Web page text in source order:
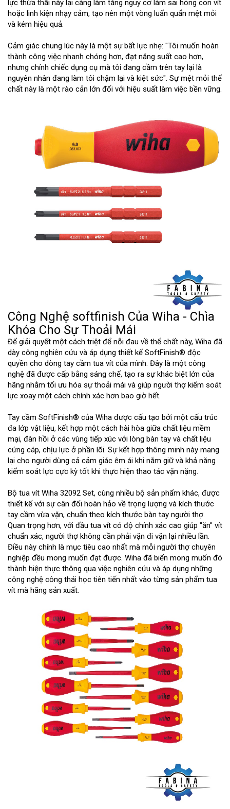
lực thừa thãi này lại càng làm tăng nguy cơ làm sai hỏng con vít
hoặc linh kiện nhạy cảm, tạo nên một vòng luẩn quẩn mệt mỏi
và kém hiệu quả.
Cảm giác chung lúc này là một sự bất lực nhẹ: "Tôi muốn hoàn
thành công việc nhanh chóng hơn, đạt năng suất cao hơn,
nhưng chính chiếc dụng cụ mà tôi đang cầm trên tay lại là
nguyên nhân đang làm tôi chậm lại và kiệt sức". Sự mệt mỏi thể
chất này là một rào cản lớn đối với hiệu suất làm việc bền vững.
Công Nghệ softfinish Của Wiha - Chìa
Khóa Cho Sự Thoải Mái
Để giải quyết một cách triệt để nỗi đau về thể chất này, Wiha đã
dày công nghiên cứu và áp dụng thiết kế SoftFinish® độc
quyền cho dòng tay cầm tua vít của mình. Đây là một công
nghệ đã được cấp bằng sáng chế, tạo ra sự khác biệt lớn của
hãng nhằm tối ưu hóa sự thoải mái và giúp người thợ kiểm soát
lực xoay một cách chính xác hơn bao giờ hết.
Tay cầm SoftFinish® của Wiha được cấu tạo bởi một cấu trúc
đa lớp vật liệu, kết hợp một cách hài hòa giữa chất liệu mềm
mại, đàn hồi ở các vùng tiếp xúc với lòng bàn tay và chất liệu
cứng cáp, chịu lực ở phần lõi. Sự kết hợp thông minh này mang
lại cho người dùng cả cảm giác êm ái khi nắm giữ và khả năng
kiểm soát lực cực kỳ tốt khi thực hiện thao tác vặn nặng.
Bộ tua vít Wiha 32092 Set, cùng nhiều bộ sản phẩm khác, được
thiết kế với sự cân đối hoàn hảo về trọng lượng và kích thước
tay cầm vừa vặn, chuẩn theo kích thước bàn tay người thợ.
Quan trọng hơn, với đầu tua vít có độ chính xác cao giúp "ăn" vít
chuẩn xác, người thợ không cần phải vặn đi vặn lại nhiều lần.
Điều này chính là mục tiêu cao nhất mà mỗi người thợ chuyên
nghiệp đều mong muốn đạt được. Wiha đã biến mong muốn đó
thành hiện thực thông qua việc nghiên cứu và áp dụng những
công nghệ công thái học tiên tiến nhất vào từng sản phẩm tua
vít mà hãng sản xuất.